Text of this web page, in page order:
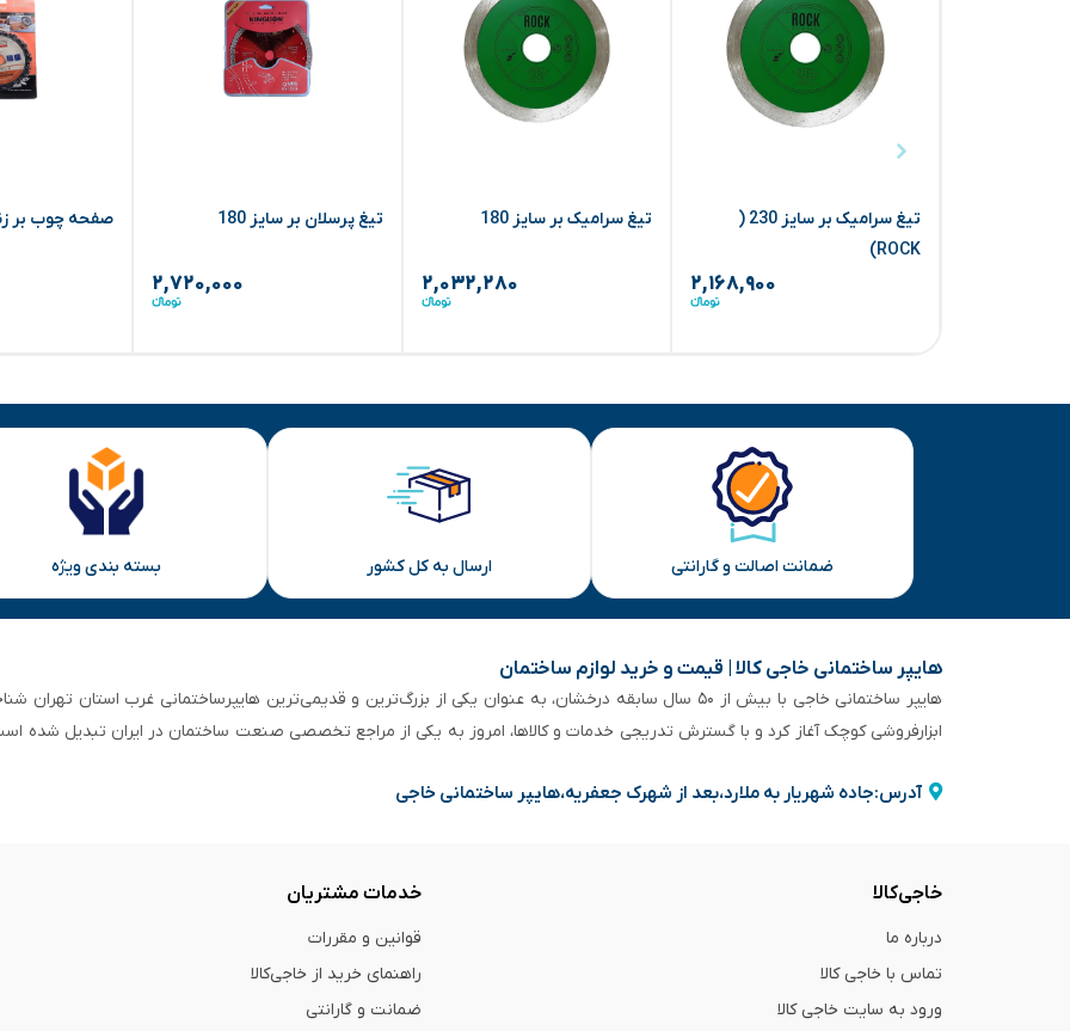
تیغ سرامیک بر سایز 230 (
ROCK)
۲,۱۶۸,۹۰۰
تیغ سرامیک بر سایز 180
۲,۰۳۲,۲۸۰
تیغ پرسلان بر سایز 180
۲,۷۲۰,۰۰۰
صفحه چوب بر زنجیری
ضمانت اصالت و گارانتی ارسال به کل کشور بسته بندی ویژه
هایپر ساختمانی خاجی‌ کالا | قیمت و خرید لوازم ساختمان
هایپر ساختمانی خاجی‌ با بیش از ۵۰ سال سابقه‌ درخشان، به عنوان یکی از بزرگ‌ترین و قدیمی‌ترین هایپرساختمانی‌ غرب
ابزارفروشی کوچک آغاز کرد و با گسترش تدریجی خدمات و کالاها، امروز به یکی از مراجع تخصصی صنعت ساختمان در ایران تبدیل شده
آدرس:جاده شهریار به ملارد،بعد از شهرک جعفریه،هایپر ساختمانی خاجی
خاجی‌کالا
درباره ما
تماس با خاجی کالا
ورود به سایت خاجی‌ کالا
خدمات مشتریان
قوانین و مقررات
راهنمای خرید از خاجی‌کالا
ضمانت و گارانتی